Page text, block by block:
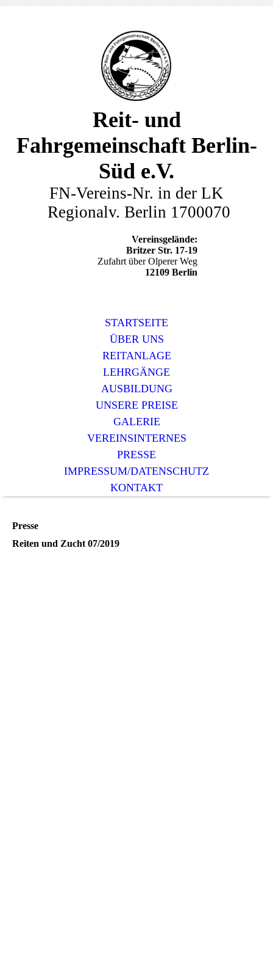
Reit- und
Fahrgemeinschaft Berlin-
Süd e.V.
FN-Vereins-Nr. in der LK
Regionalv. Berlin 1700070
Vereinsgelände:
Britzer Str. 17-19
Zufahrt über Olperer Weg
12109 Berlin
STARTSEITE
ÜBER UNS
REITANLAGE
LEHRGÄNGE
AUSBILDUNG
UNSERE PREISE
GALERIE
VEREINSINTERNES
PRESSE
IMPRESSUM/DATENSCHUTZ
KONTAKT
Presse
Reiten und Zucht 07/2019